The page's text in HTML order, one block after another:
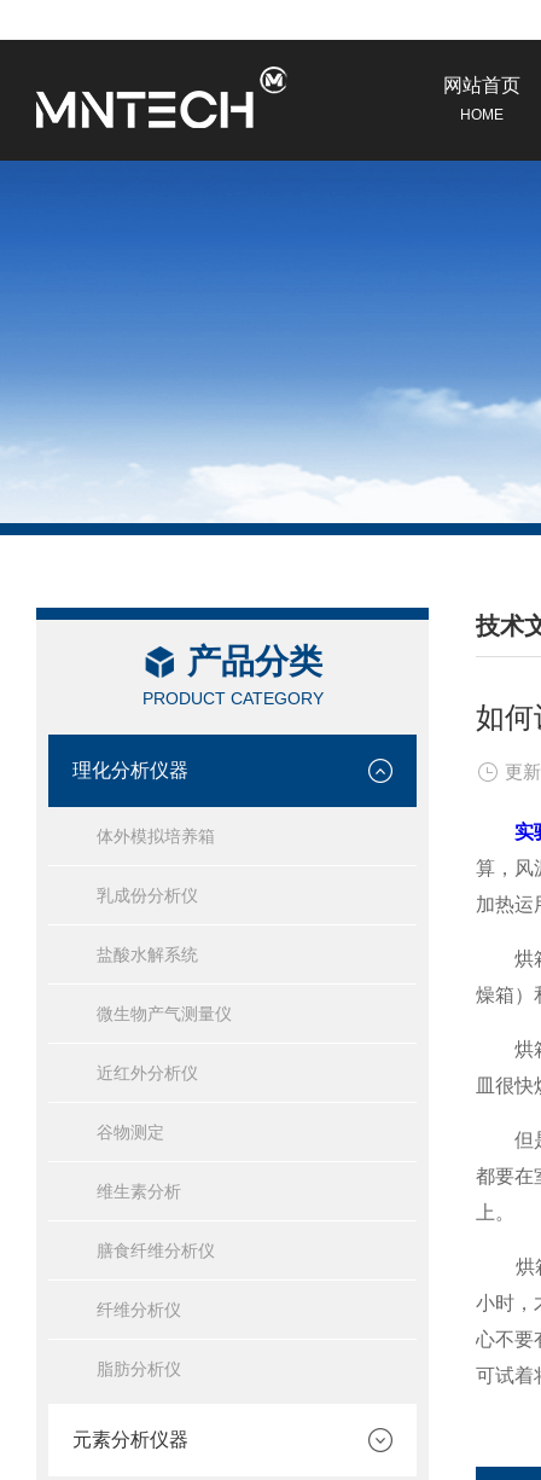
网站首页
HOME
产品分类
PRODUCT CATEGORY
理化分析仪器
体外模拟培养箱
乳成份分析仪
盐酸水解系统
微生物产气测量仪
近红外分析仪
谷物测定
维生素分析
膳食纤维分析仪
纤维分析仪
脂肪分析仪
元素分析仪器
技术
/
如何
更
实
算，风
加热运
烘箱
燥箱）
烘箱
皿很快
但是
都要在
上。
烘箱
小时，
心不要
可试着